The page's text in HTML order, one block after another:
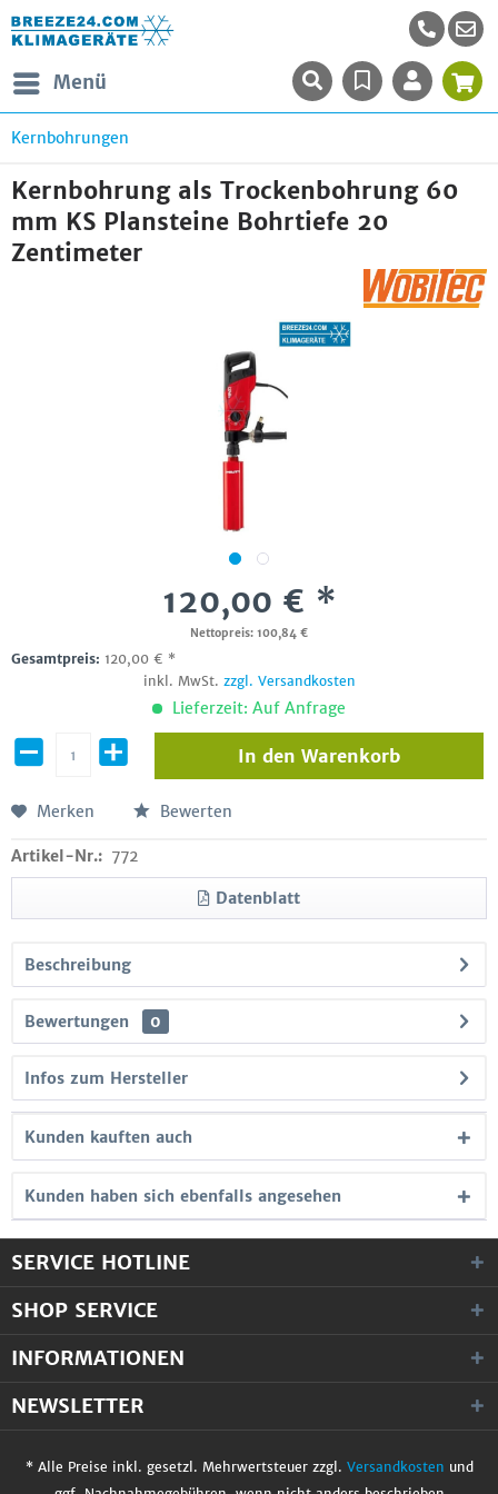
Menü
Kernbohrungen
Kernbohrung als Trockenbohrung 60
mm KS Plansteine Bohrtiefe 20
Zentimeter
120,00 € *
Nettopreis: 100,84 €
Gesamtpreis: 120,00 € *
inkl. MwSt. zzgl. Versandkosten
Lieferzeit: Auf Anfrage
In den Warenkorb
Merken Bewerten
Artikel-Nr.: 772
Datenblatt
Beschreibung
Bewertungen 0
Infos zum Hersteller
Kunden kauften auch
Kunden haben sich ebenfalls angesehen
SERVICE HOTLINE
SHOP SERVICE
INFORMATIONEN
NEWSLETTER
* Alle Preise inkl. gesetzl. Mehrwertsteuer zzgl. Versandkosten und